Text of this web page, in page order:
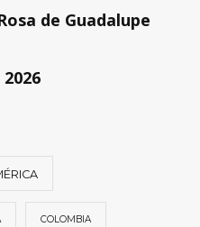
de Guadalupe
COLOMBIA